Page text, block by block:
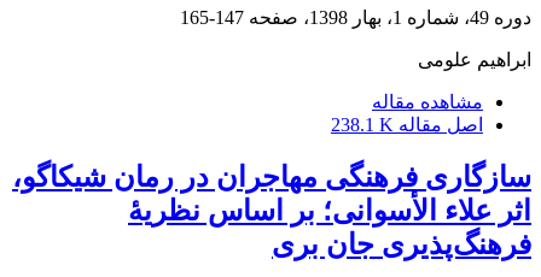
دوره 49، شماره 1، بهار 1398، صفحه 147-165
ابراهیم علومی
مشاهده مقاله
اصل مقاله 238.1 K
سازگاری فرهنگی مهاجران در رمان شیکاگو،
اثر علاء الأسوانی؛ بر اساس نظریۀ
فرهنگ‌پذیری جان بری